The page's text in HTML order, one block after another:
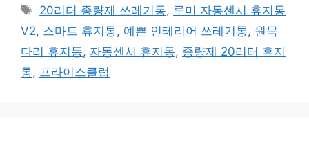
테
리
태
그
20리터 종량제 쓰레기통, 루미 자동센서 휴지통
V2, 스마트 휴지통, 예쁜 인테리어 쓰레기통, 원목
다리 휴지통, 자동센서 휴지통, 종량제 20리터 휴지
통, 프라이스클럽